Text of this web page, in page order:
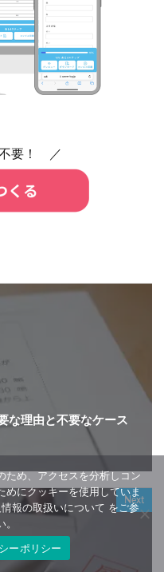
要！ ／
な理由と不要なケース
Next
ため、アクセスを分析しコン
めにクッキーを使用していま
報の取扱いについて をご参
ーポリシー